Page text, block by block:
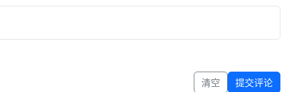
清空 提交评论